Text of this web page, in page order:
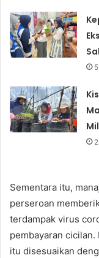
Sementara itu,
perseroan
terdampak virus
pembayaran
itu disesuaikan